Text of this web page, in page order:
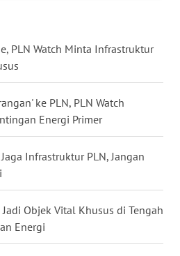
PLN Watch Minta Infrastruktur
ke PLN, PLN Watch
Energi Primer
Infrastruktur PLN, Jangan
Objek Vital Khusus di Tengah
Energi